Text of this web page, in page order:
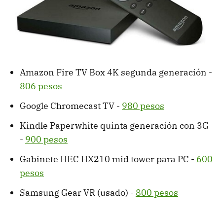
Amazon Fire TV Box 4K segunda generación -
806 pesos
Google Chromecast TV - 980 pesos
Kindle Paperwhite quinta generación con 3G
- 900 pesos
Gabinete HEC HX210 mid tower para PC - 600
pesos
Samsung Gear VR (usado) - 800 pesos